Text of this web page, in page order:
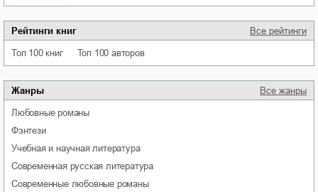
Рейтинги книг Все рейтинги
Топ 100 книг Топ 100 авторов
Жанры Все жанры
любовные романы
фэнтези
учебная и научная литература
современная русская литература
современные любовные романы